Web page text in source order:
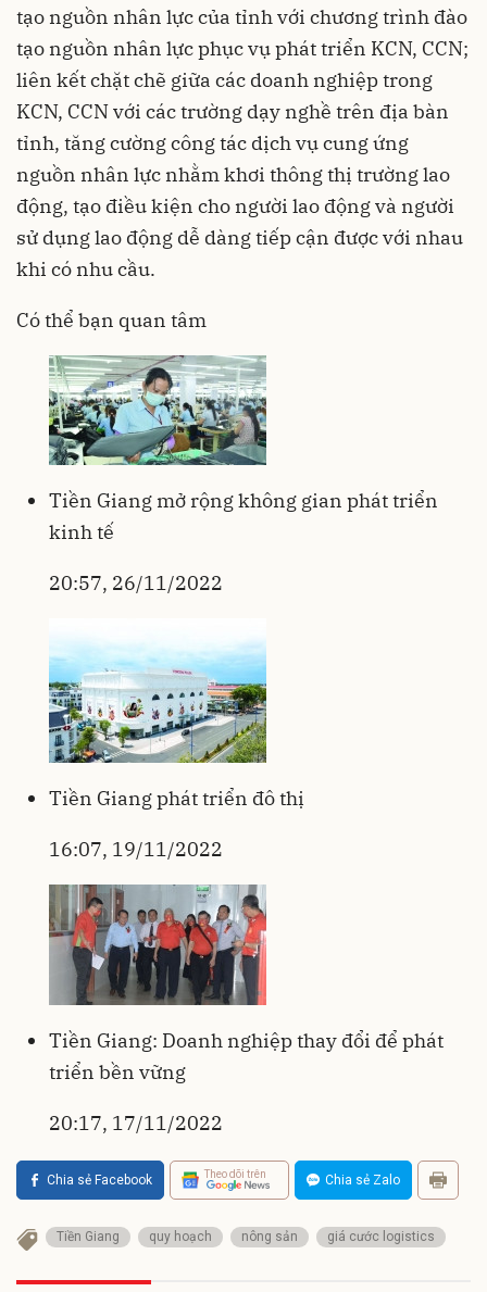
tạo nguồn nhân lực của tỉnh với chương trình đào
tạo nguồn nhân lực phục vụ phát triển KCN, CCN;
liên kết chặt chẽ giữa các doanh nghiệp trong
KCN, CCN với các trường dạy nghề trên địa bàn
tỉnh, tăng cường công tác dịch vụ cung ứng
nguồn nhân lực nhằm khơi thông thị trường lao
động, tạo điều kiện cho người lao động và người
sử dụng lao động dễ dàng tiếp cận được với nhau
khi có nhu cầu.
Có thể bạn quan tâm
Tiền Giang mở rộng không gian phát triển
kinh tế
20:57, 26/11/2022
Tiền Giang phát triển đô thị
16:07, 19/11/2022
Tiền Giang: Doanh nghiệp thay đổi để phát
triển bền vững
20:17, 17/11/2022
Chia sẻ Facebook Theo dõi trên Chia sẻ Zalo
Tiền Giang quy hoạch nông sản giá cước logistics